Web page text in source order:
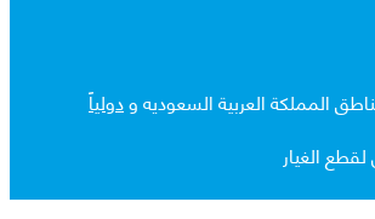
المملكة العربية السعوديه ودولياً
الغيار